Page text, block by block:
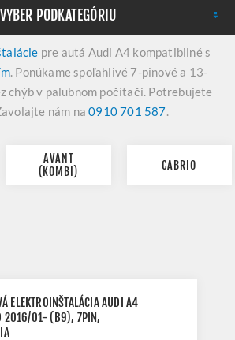
VYBER PODKATEGÓRIU
pre autá Audi A4 kompatibilné s
. Ponúkame spoľahlivé 7-pinové a 13-
chýb v palubnom počítači. Potrebujete
nám na0910 701 587.
AVANT
(KOMBI)
CABRIO